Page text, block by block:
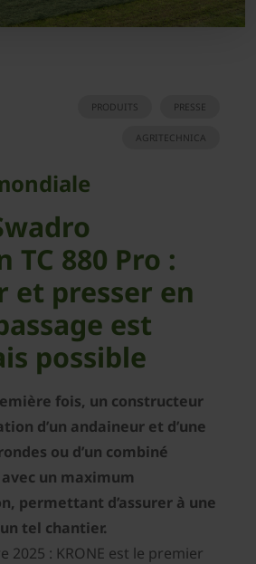
PRESSE
PRODUITS
AGRITECHNICA
TC 880 Pro :
et presser en
est
possible
fois, un constructeur
d’un andaineur et d’une
ou d’un combiné
un maximum
permettant d’assurer à une
tel chantier.
2025 : KRONE est le premier